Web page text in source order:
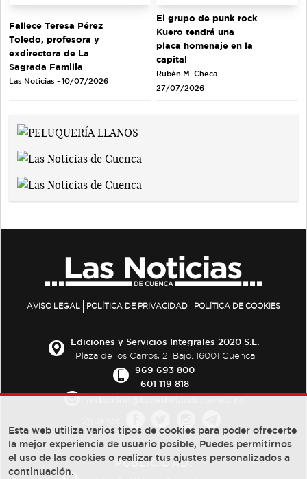
Fallece Teresa Pérez
Toledo, profesora y
exdirectora de La
Sagrada Familia
Las Noticias - 10/07/2026
El grupo de punk rock
Kuero tendrá una
placa homenaje en la
capital
Rubén M. Checa -
27/07/2026
AVISO LEGAL POLÍTICA DE PRIVACIDAD POLÍTICA DE COOKIES
Ediciones y Servicios Integrales 2020 S.L.
Plaza de los Carros, 2. Bajo. 16001 Cuenca
969 693 800
601 119 818
PUBLICIDAD:
Esta web utiliza varios tipos de cookies para poder ofrecerte
la mejor experiencia de usuario posible, Puedes permitirnos
el uso de las cookies o realizar tus ajustes personalizados a
continuación.